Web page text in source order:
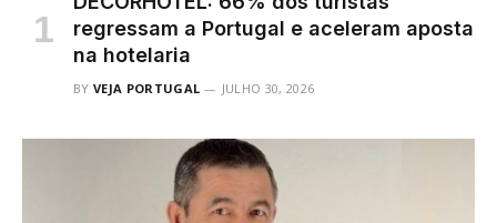
regressam a Portugal e aceleram aposta
na hotelaria
BY VEJA PORTUGAL JULHO 30, 2026